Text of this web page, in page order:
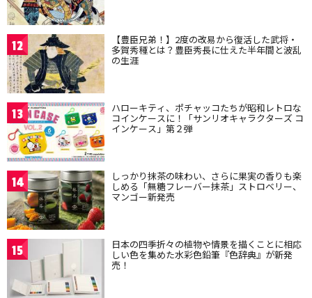
12 【豊臣兄弟！】2度の改易から復活した武将・
多賀秀種とは？豊臣秀長に仕えた半年間と波乱
の生涯
13 ハローキティ、ポチャッコたちが昭和レトロな
コインケースに！「サンリオキャラクターズ コ
インケース」第２弾
14 しっかり抹茶の味わい、さらに果実の香りも楽
しめる「無糖フレーバー抹茶」ストロベリー、
マンゴー新発売
15 日本の四季折々の植物や情景を描くことに相応
しい色を集めた水彩色鉛筆『色辞典』が新発
売！